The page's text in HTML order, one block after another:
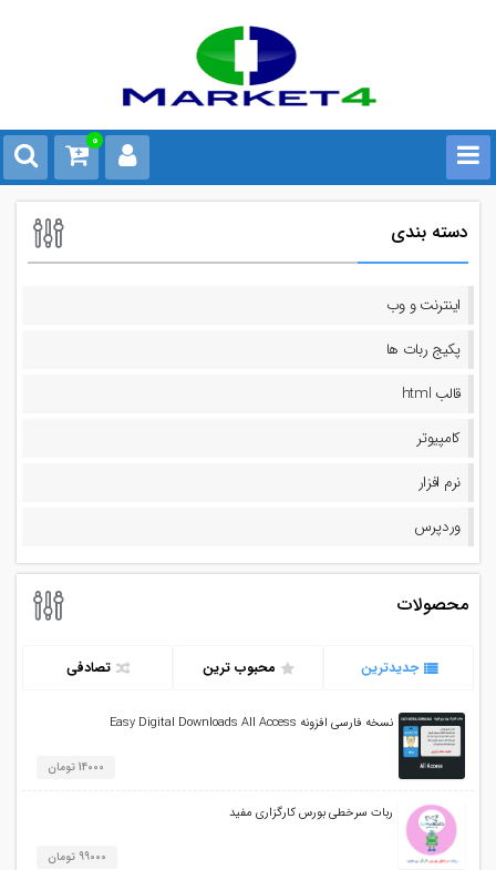
0
دسته بندی
اینترنت و وب
پکیج ربات ها
قالب html
کامپیوتر
نرم افزار
وردپرس
محصولات
جدیدترین محبوب ترین تصادفی
نسخه فارسی افزونه Easy Digital Downloads All Access
14000 تومان
ربات سرخطی بورس کارگزاری مفید
99000 تومان